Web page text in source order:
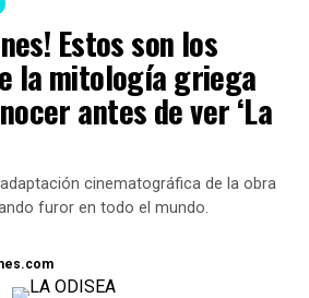
Parte 2 (primera parte) — 5
chicos Walter: Temporada 3 — 6 de
— 7 de agosto
agosto
Parte 2 (final) — 26 de
Estos son los
la mitología griega
antes de ver ‘La
cinematográfica de la obra
furor en todo el mundo.